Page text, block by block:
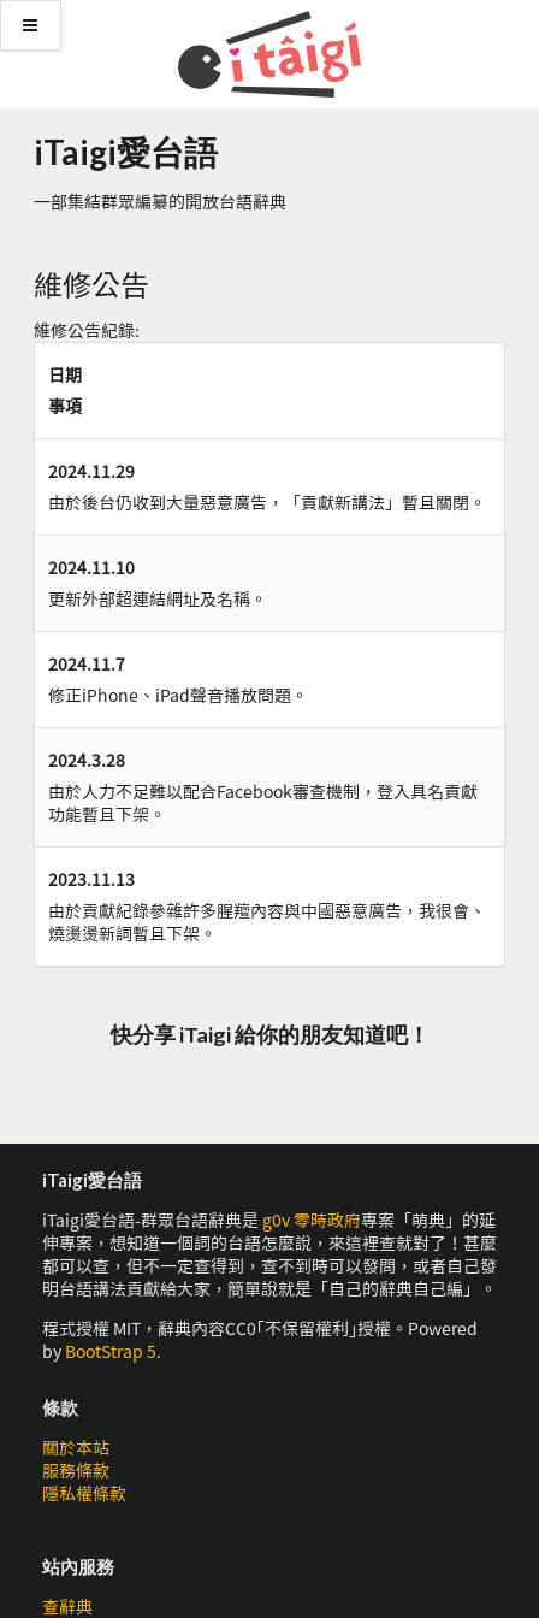
iTaigi愛台語
一部集結群眾編纂的開放台語辭典
維修公告
維修公告紀錄:
日期
事項
2024.11.29
由於後台仍收到大量惡意廣告，「貢獻新講法」暫且關閉。
2024.11.10
更新外部超連結網址及名稱。
2024.11.7
修正iPhone、iPad聲音播放問題。
2024.3.28
由於人力不足難以配合Facebook審查機制，登入具名貢獻
功能暫且下架。
2023.11.13
由於貢獻紀錄參雜許多腥羶內容與中國惡意廣告，我很會、
燒燙燙新詞暫且下架。
快分享 iTaigi 給你的朋友知道吧！
iTaigi愛台語
iTaigi愛台語-群眾台語辭典是 g0v 零時政府專案「萌典」的延
伸專案，想知道一個詞的台語怎麼說，來這裡查就對了！甚麼
都可以查，但不一定查得到，查不到時可以發問，或者自己發
明台語講法貢獻給大家，簡單說就是「自己的辭典自己編」。
程式授權 MIT，辭典內容CC0｢不保留權利｣授權。Powered
by BootStrap 5.
條款
關於本站
服務條款
隱私權條款
站內服務
查辭典